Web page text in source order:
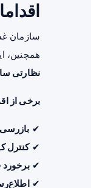
سازمان
همچنین،
نظارتی
برخی از
✔
✔کنترل
✔برخورد
✔